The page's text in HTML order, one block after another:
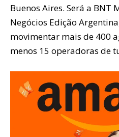
Buenos Aires. Será a BNT
Negócios Edição
movimentar mais de 400
menos 15 operadoras de